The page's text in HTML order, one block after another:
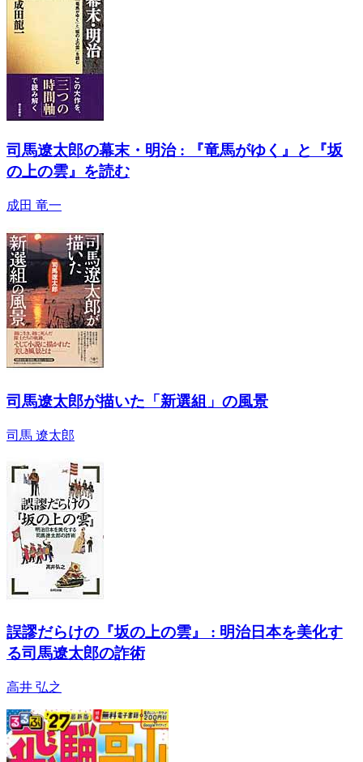
司馬遼太郎の幕末・明治 : 『竜馬がゆく』と『坂
の上の雲』を読む
成田 竜一
司馬遼太郎が描いた「新選組」の風景
司馬 遼太郎
誤謬だらけの『坂の上の雲』 : 明治日本を美化す
る司馬遼太郎の詐術
高井 弘之